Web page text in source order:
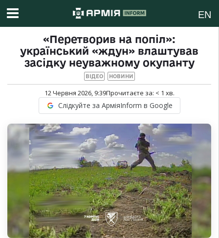
EN
«Перетворив на попіл»:
український «ждун» влаштував
засідку неуважному окупанту
ВІДЕО НОВИНИ
12 Червня 2026, 9:39Прочитаєте за: < 1 хв.
Слідкуйте за АрміяInform в Google